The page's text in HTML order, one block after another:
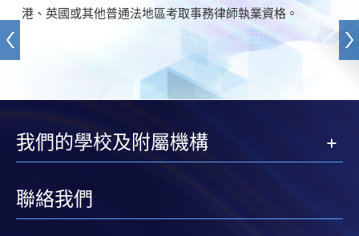
港、英國或其他普通法地區考取事務律師執業資格。
我們的學校及附屬機構
聯絡我們